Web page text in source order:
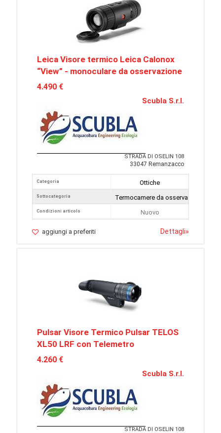
Leica Visore termico Leica Calonox
“View” - monoculare da osservazione
4.490 €
Scubla S.r.l.
STRADA DI OSELIN 108
33047 Remanzacco
Categoria
Sottocategoria
Condizioni articolo
Ottiche
Termocamere da osservazione
Nuovo
aggiungi a preferiti Dettagli»
Pulsar Visore Termico Pulsar TELOS
XL50 LRF con Telemetro
4.260 €
Scubla S.r.l.
STRADA DI OSELIN 108